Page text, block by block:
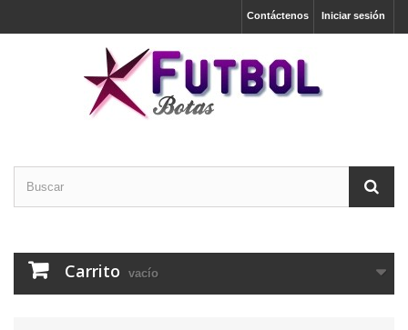
Iniciar sesión
Contáctenos
Carrito vacío